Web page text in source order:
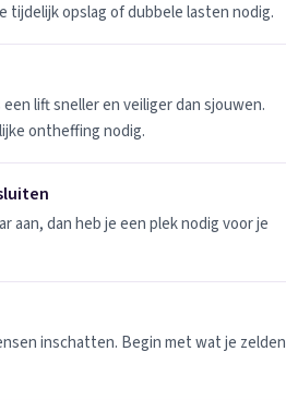
tijdelijk opslag of dubbele lasten nodig.
lift sneller en veiliger dan sjouwen.
ontheffing nodig.
aan, dan heb je een plek nodig voor je
inschatten. Begin met wat je zelden